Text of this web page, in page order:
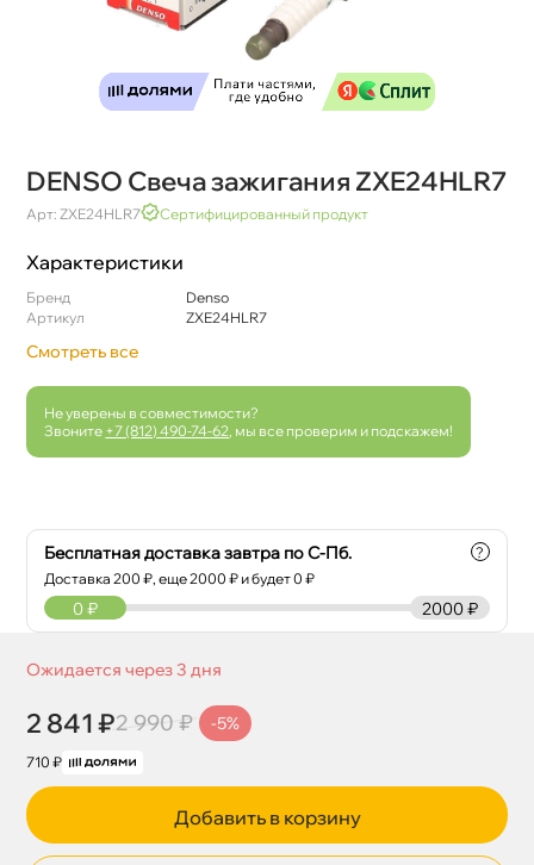
DENSO Свеча зажигания ZXE24HLR7
Арт: ZXE24HLR7 Сертифицированный продукт
Характеристики
Бренд
Denso
Артикул
ZXE24HLR7
Смотреть все
Не уверены в совместимости?
Звоните +7 (812) 490-74-62 , мы все проверим и подскажем!
Бесплатная доставка завтра по С-Пб.
Доставка200 ₽, еще2000 ₽ и будет 0 ₽
?
2000 ₽
0 ₽
Ожидается через 3 дня
2 841 ₽2 990 ₽ -5%
710 ₽
Добавить в корзину